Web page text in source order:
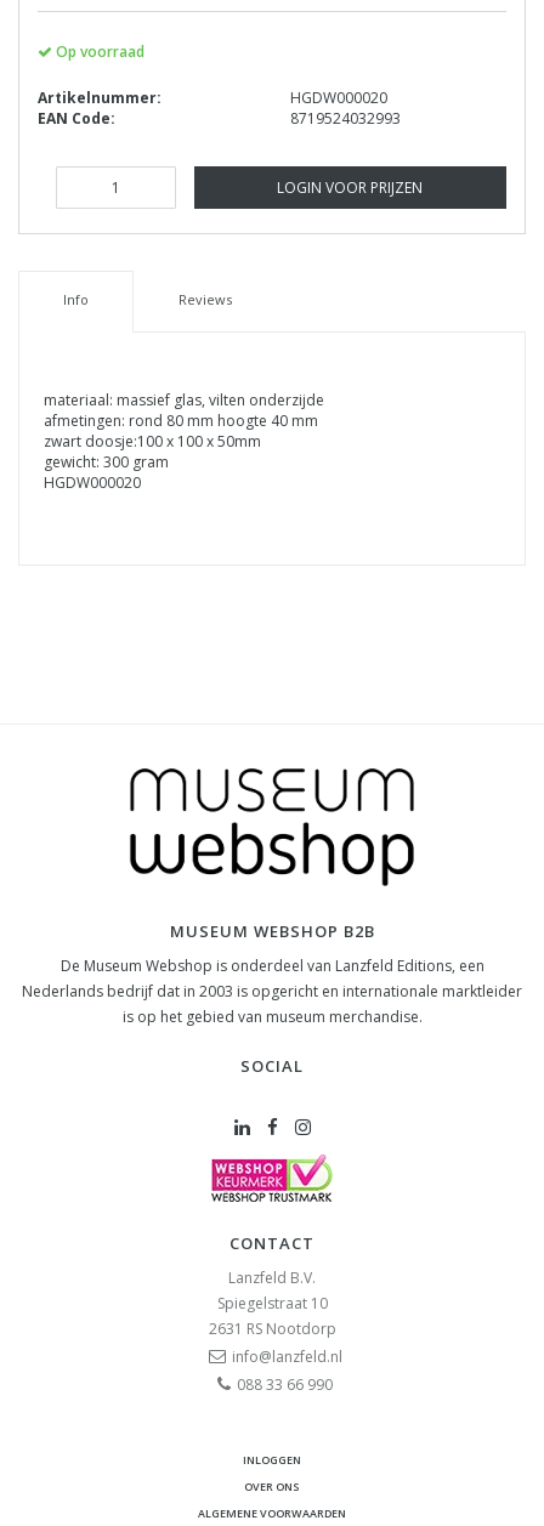
Op voorraad
Artikelnummer:
HGDW000020
EAN Code:
8719524032993
LOGIN VOOR PRIJZEN
Info Reviews
materiaal: massief glas, vilten onderzijde
afmetingen: rond 80 mm hoogte 40 mm
zwart doosje:100 x 100 x 50mm
gewicht: 300 gram
HGDW000020
MUSEUM WEBSHOP B2B
De Museum Webshop is onderdeel van Lanzfeld Editions, een
Nederlands bedrijf dat in 2003 is opgericht en internationale marktleider
is op het gebied van museum merchandise.
SOCIAL
CONTACT
Lanzfeld B.V.
Spiegelstraat 10
2631 RS Nootdorp
info@lanzfeld.nl
088 33 66 990
INLOGGEN
OVER ONS
ALGEMENE VOORWAARDEN